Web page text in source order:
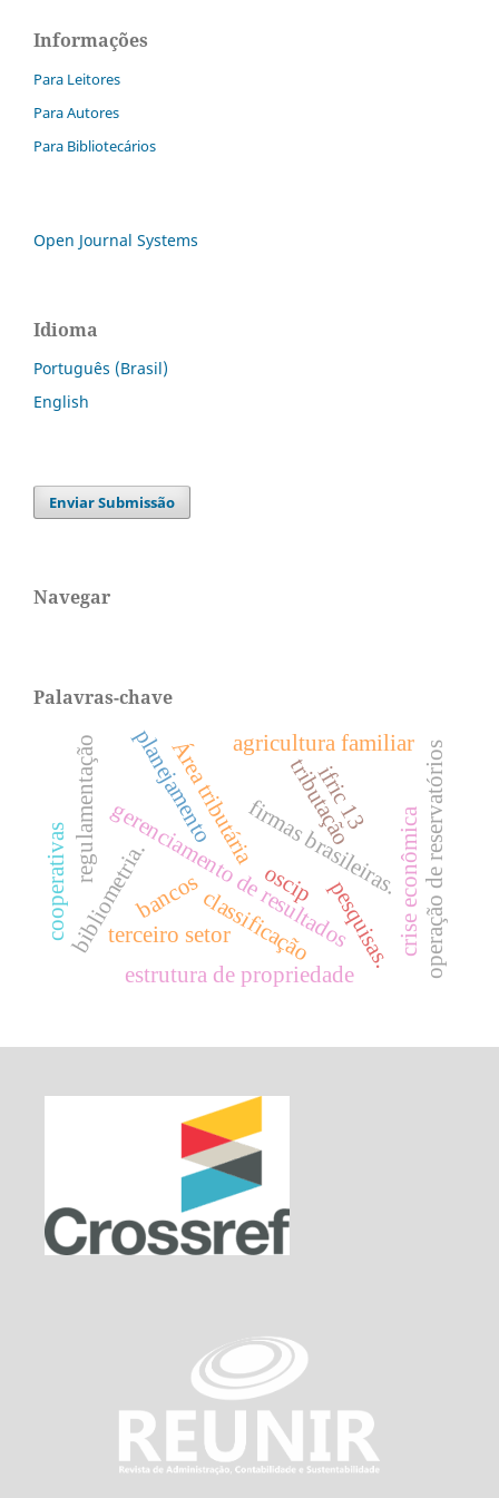
Informações
Para Leitores
Para Autores
Para Bibliotecários
Open Journal Systems
Idioma
Português (Brasil)
English
Enviar Submissão
Navegar
Palavras-chave
classificação
Área tributária tributação
gerenciamento de resultados
estrutura de propriedade
firmas brasileiras.
agricultura familiar
bibliometria.bancos crise econômica
regulamentação
pesquisas.
terceiro setor
oscip
ifric 13 operação de reservatórios
planejamento
cooperativas